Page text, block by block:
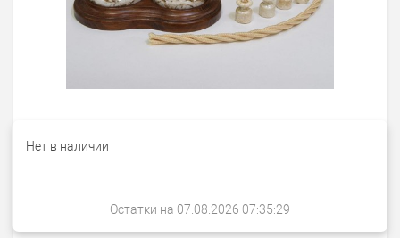
Нет в наличии
Остатки на 07.08.2026 07:35:29